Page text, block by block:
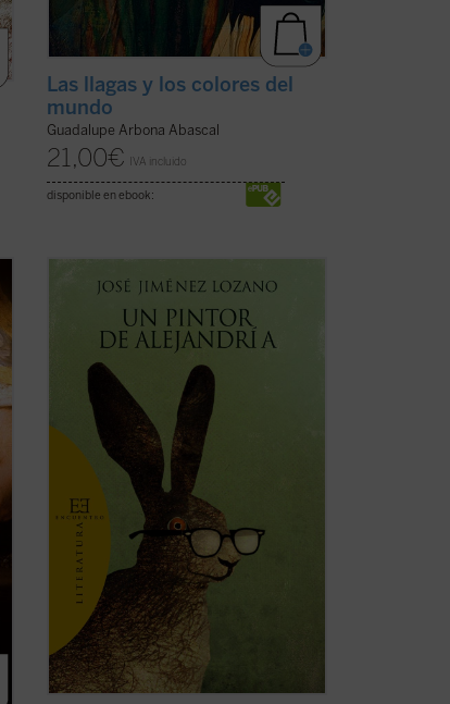
Las llagas y los colores del
mundo
Guadalupe Arbona Abascal
21,00€ IVA incluido
disponible en ebook:
José Jiménez Lozano, ganador del
Premio Cervantes 2002, nos vuelve a
cautivar con este ingenioso y divertido
relato sobre las peripecias de un pueblo
que quiere rehacer las pinturas de la
iglesia deterioradas por el tiempo. Para
ello, Don ...
(ver ficha)